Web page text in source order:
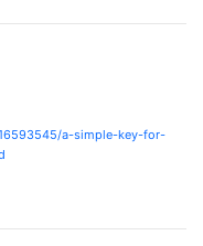
a-simple-key-for-